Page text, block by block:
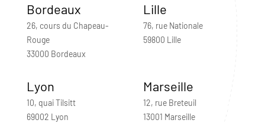
Bordeaux
26, cours du Chapeau-
Rouge
33000 Bordeaux
Lille
76, rue Nationale
59800 Lille
Lyon
10, quai Tilsitt
69002 Lyon
Marseille
12, rue Breteuil
13001 Marseille